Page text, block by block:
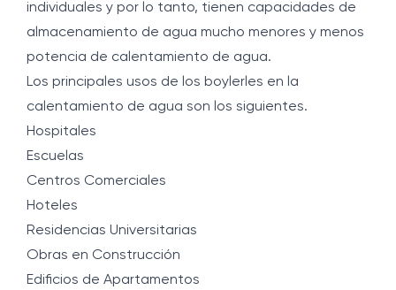
individuales y por lo tanto, tienen capacidades de
almacenamiento de agua mucho menores y menos
potencia de calentamiento de agua.
Los principales usos de los boylerles en la
calentamiento de agua son los siguientes.
Hospitales
Escuelas
Centros Comerciales
Hoteles
Residencias Universitarias
Obras en Construcción
Edificios de Apartamentos